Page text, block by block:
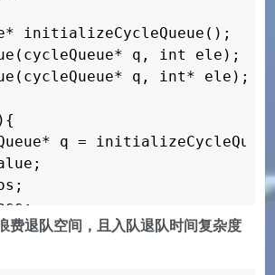
s, int
== s->leftTop) {
>leftTop] = value;
+= 1;
s) {   //左栈退
-= 1;
initializeCycleQueue();
q, int ele);
q, int* ele);
q =
大小为5，进7个，退7个：);
费退队空间，且入队退队时间复杂度